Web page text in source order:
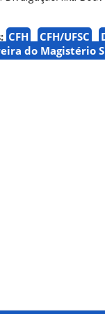
CFH CFH/UFSC
do Magistério